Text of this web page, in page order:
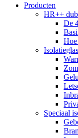
Producten
HR++
De
Speciaal